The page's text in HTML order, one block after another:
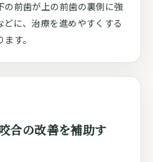
の前歯が上の前歯の裏側に強
どに、治療を進めやすくする
す。
合の改善を補助す